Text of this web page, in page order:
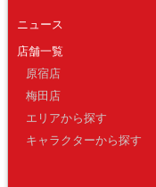
ニュース
店舗一覧
原宿店
梅田店
エリアから探す
キャラクターから探す